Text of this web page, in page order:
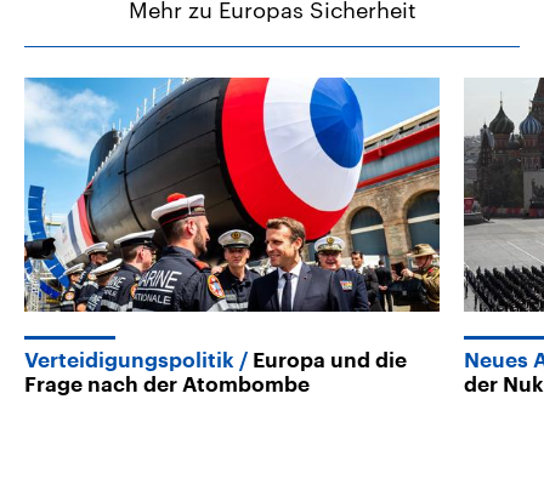
Mehr zu Europas Sicherheit
Verteidigungspolitik
Europa und die
Frage nach der Atombombe
Neues
der